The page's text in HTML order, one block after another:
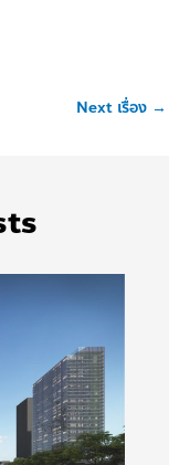
Next เรื่อง →